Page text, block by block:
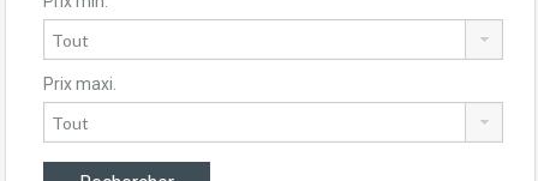
Prix maxi.